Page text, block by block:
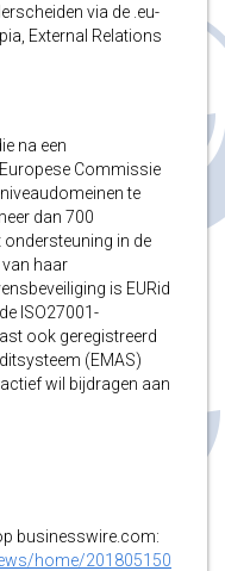
via de .eu-
External Relations
na een
Commissie
te
dan 700
in de
van haar
is EURid
ISO27001-
ook geregistreerd
(EMAS)
wil bijdragen aan
businesswire.com:
home/201805150